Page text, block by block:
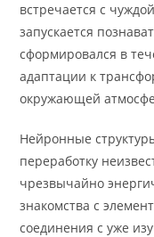
встречается с
запускается
сформировался в
адаптации к
окружающей
Нейронные
переработку
чрезвычайно
знакомства с
соединения с уже